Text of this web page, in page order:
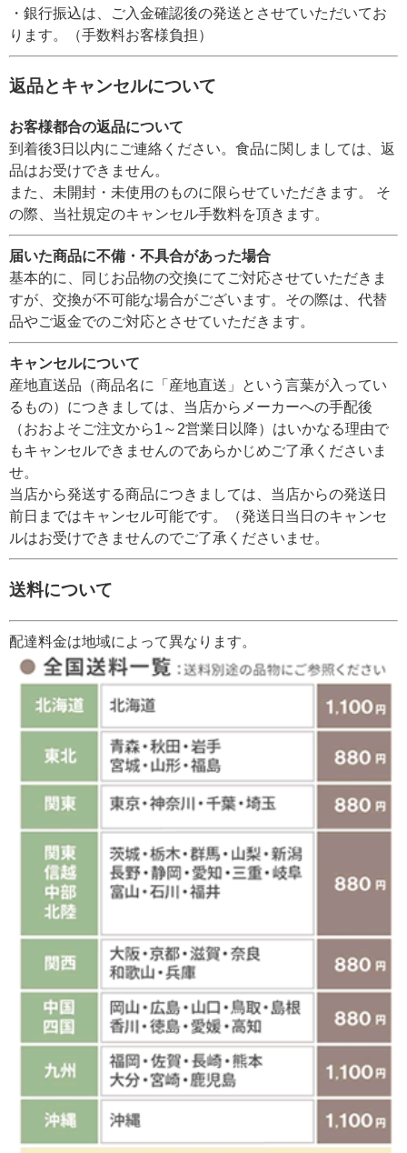
・銀行振込は、ご入金確認後の発送とさせていただいてお
ります。（手数料お客様負担）
返品とキャンセルについて
お客様都合の返品について
到着後3日以内にご連絡ください。食品に関しましては、返
品はお受けできません。
また、未開封・未使用のものに限らせていただきます。 そ
の際、当社規定のキャンセル手数料を頂きます。
届いた商品に不備・不具合があった場合
基本的に、同じお品物の交換にてご対応させていただきま
すが、交換が不可能な場合がございます。その際は、代替
品やご返金でのご対応とさせていただきます。
キャンセルについて
産地直送品（商品名に「産地直送」という言葉が入ってい
るもの）につきましては、当店からメーカーへの手配後
（おおよそご注文から1～2営業日以降）はいかなる理由で
もキャンセルできませんのであらかじめご了承くださいま
せ。
当店から発送する商品につきましては、当店からの発送日
前日まではキャンセル可能です。（発送日当日のキャンセ
ルはお受けできませんのでご了承くださいませ。
送料について
配達料金は地域によって異なります。